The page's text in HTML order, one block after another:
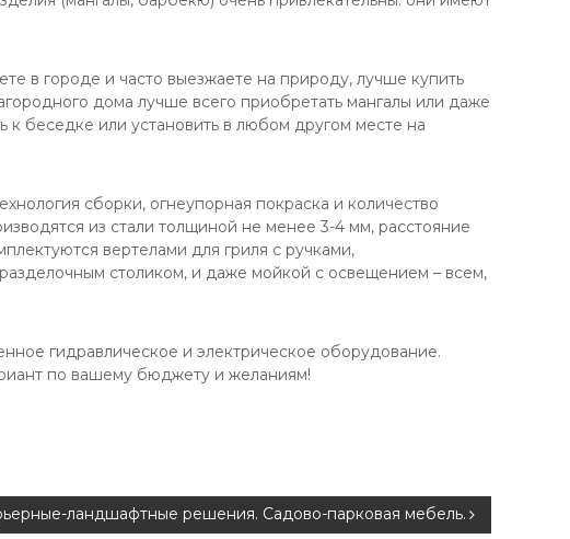
в городе и часто выезжаете на природу, лучше купить
дома лучше всего приобретать мангалы или даже
беседке или установить в любом другом месте на
сборки, огнеупорная покраска и количество
из стали толщиной не менее 3-4 мм, расстояние
вертелами для гриля с ручками,
столиком, и даже мойкой с освещением – всем,
гидравлическое и электрическое оборудование.
по вашему бюджету и желаниям!
ландшафтные решения. Садово-парковая мебель.